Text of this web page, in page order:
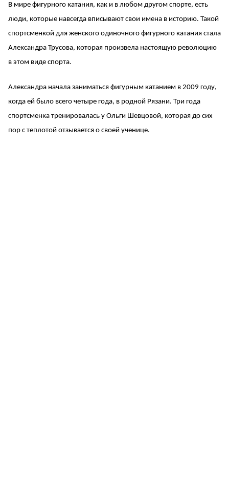
В мире фигурного катания, как и в любом другом спорте, есть
люди, которые навсегда вписывают свои имена в историю. Такой
спортсменкой для женского одиночного фигурного катания стала
Александра Трусова, которая произвела настоящую революцию
в этом виде спорта.
Александра начала заниматься фигурным катанием в 2009 году,
когда ей было всего четыре года, в родной Рязани. Три года
спортсменка тренировалась у Ольги Шевцовой, которая до сих
пор с теплотой отзывается о своей ученице.